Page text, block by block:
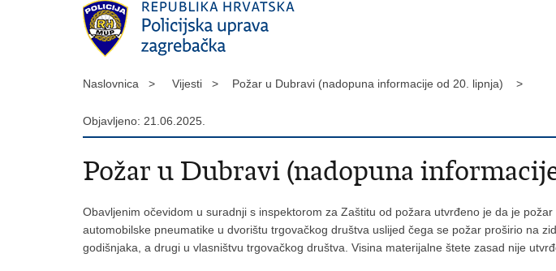
Naslovnica > Vijesti > Požar u Dubravi (nadopuna informacije od 20. lipnja) >
Objavljeno: 21.06.2025.
Požar u Dubravi (nadopuna
Obavljenim očevidom u suradnji s inspektorom za Zaštitu od požara utvrđeno je da je
automobilske pneumatike u dvorištu trgovačkog društva uslijed čega se požar proširio na
godišnjaka, a drugi u vlasništvu trgovačkog društva. Visina materijalne štete zasad nije